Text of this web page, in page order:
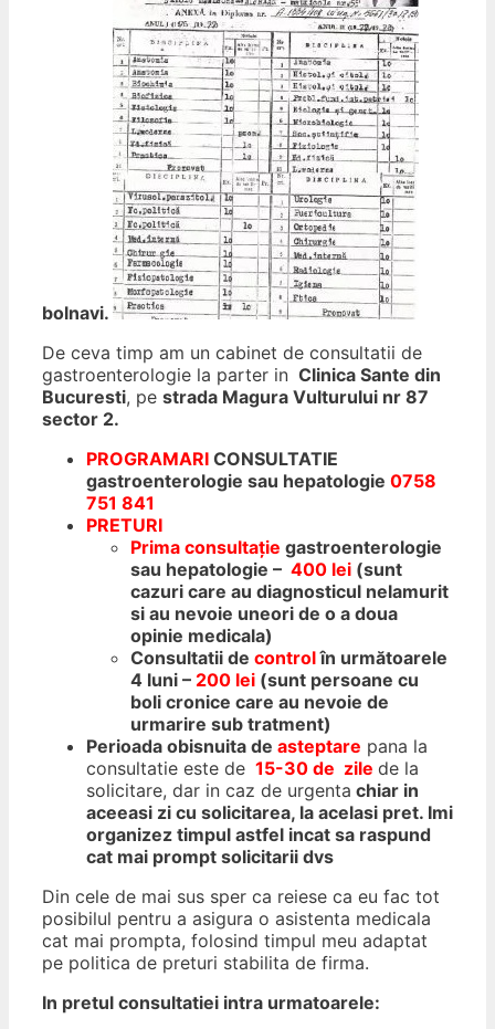
bolnavi.
De ceva timp am un cabinet de consultatii de
gastroenterologie la parter in Clinica Sante din
Bucuresti, pe strada Magura Vulturului nr 87
sector 2.
PROGRAMARI CONSULTATIE
gastroenterologie sau hepatologie 0758
751 841
PRETURI
Prima consultație gastroenterologie
sau hepatologie – 400 lei (sunt
cazuri care au diagnosticul nelamurit
si au nevoie uneori de o a doua
opinie medicala)
Consultatii de controlîn următoarele
4 luni – 200 lei (sunt persoane cu
boli cronice care au nevoie de
urmarire sub tratment)
Perioada obisnuita de asteptare pana la
consultatie este de 15-30 de zile de la
solicitare, dar in caz de urgenta chiar in
aceeasi zi cu solicitarea, la acelasi pret. Imi
organizez timpul astfel incat sa raspund
cat mai prompt solicitarii dvs
Din cele de mai sus sper ca reiese ca eu fac tot
posibilul pentru a asigura o asistenta medicala
cat mai prompta, folosind timpul meu adaptat
pe politica de preturi stabilita de firma.
In pretul consultatiei intra urmatoarele: